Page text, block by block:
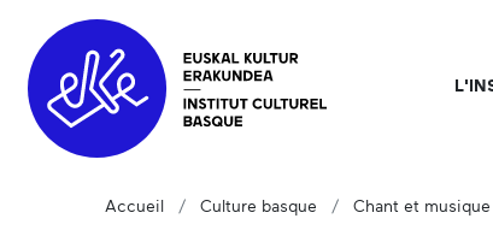
Accueil Culture basque Chant et musique